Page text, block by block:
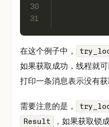
30
31
在这个例子中，
如果获取成功，线程就
打印一条消息表示没有获
需要注意的是，
Result ，如果获取锁